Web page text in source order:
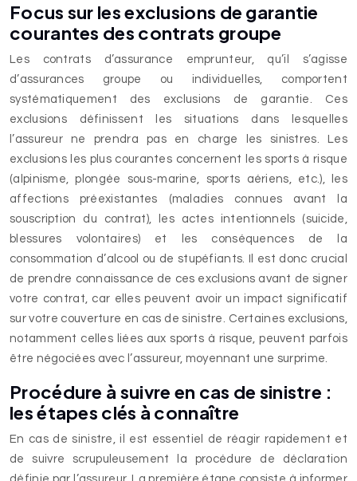
Focus sur les exclusions de garantie
courantes des contrats groupe
Les contrats d’assurance emprunteur, qu’il s’agisse
d’assurances groupe ou individuelles, comportent
systématiquement des exclusions de garantie. Ces
exclusions définissent les situations dans lesquelles
l’assureur ne prendra pas en charge les sinistres. Les
exclusions les plus courantes concernent les sports à risque
(alpinisme, plongée sous-marine, sports aériens, etc.), les
affections préexistantes (maladies connues avant la
souscription du contrat), les actes intentionnels (suicide,
blessures volontaires) et les conséquences de la
consommation d’alcool ou de stupéfiants. Il est donc crucial
de prendre connaissance de ces exclusions avant de signer
votre contrat, car elles peuvent avoir un impact significatif
sur votre couverture en cas de sinistre. Certaines exclusions,
notamment celles liées aux sports à risque, peuvent parfois
être négociées avec l’assureur, moyennant une surprime.
Procédure à suivre en cas de sinistre :
les étapes clés à connaître
En cas de sinistre, il est essentiel de réagir rapidement et
de suivre scrupuleusement la procédure de déclaration